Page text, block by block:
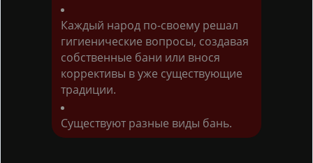
Каждый народ по-своему решал
гигиенические вопросы, создавая
собственные бани или внося
коррективы в уже существующие
традиции.
Существуют разные виды бань.